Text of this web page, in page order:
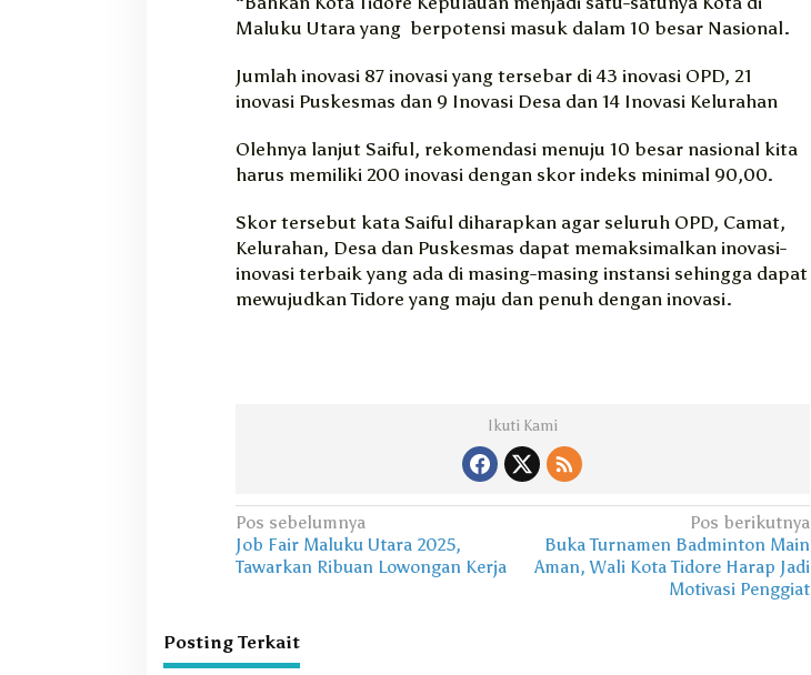
Maluku Utara yang berpotensi masuk dalam 10 besar Nasional.
Jumlah inovasi 87 inovasi yang tersebar di 43 inovasi OPD, 21
inovasi Puskesmas dan 9 Inovasi Desa dan 14 Inovasi Kelurahan
Olehnya lanjut Saiful, rekomendasi menuju 10 besar nasional kita
harus memiliki 200 inovasi dengan skor indeks minimal 90,00.
Skor tersebut kata Saiful diharapkan agar seluruh OPD, Camat,
Kelurahan, Desa dan Puskesmas dapat memaksimalkan inovasi-
inovasi terbaik yang ada di masing-masing instansi sehingga dapat
mewujudkan Tidore yang maju dan penuh dengan inovasi.
Ikuti Kami
N
a
g
Pos sebelumnya
Job Fair Maluku Utara 2025,
Tawarkan Ribuan Lowongan Kerja
Pos berikutnya
Buka Turnamen Badminton Main
Aman, Wali Kota Tidore Harap Jadi
Motivasi Penggiat
Posting Terkait